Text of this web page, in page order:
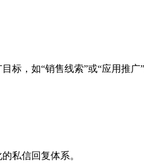
，如“销售线索”或“应用推
私信回复体系。